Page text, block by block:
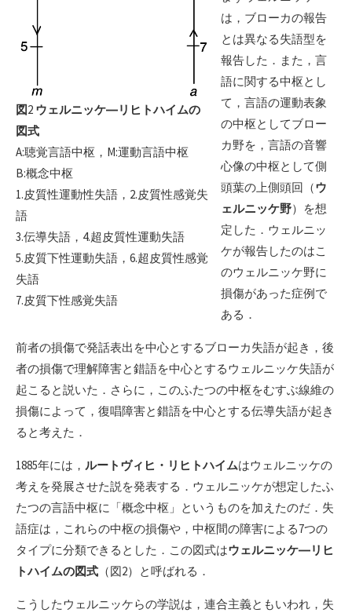
図2 ウェルニッケ―リヒトハイムの
図式
A:聴覚言語中枢，M:運動言語中枢
B:概念中枢
1.皮質性運動性失語，2.皮質性感覚失
語
3.伝導失語，4.超皮質性運動失語
5.皮質下性運動失語，6.超皮質性感覚
失語
7.皮質下性感覚失語
は，ブローカの報告
とは異なる失語型を
報告した．また，言
語に関する中枢とし
て，言語の運動表象
の中枢としてブロー
カ野を，言語の音響
心像の中枢として側
頭葉の上側頭回（ウ
ェルニッケ野）を想
定した．ウェルニッ
ケが報告したのはこ
のウェルニッケ野に
損傷があった症例で
ある．
前者の損傷で発話表出を中心とするブローカ失語が起き，後
者の損傷で理解障害と錯語を中心とするウェルニッケ失語が
起こると説いた．さらに，このふたつの中枢をむすぶ線維の
損傷によって，復唱障害と錯語を中心とする伝導失語が起き
ると考えた．
1885年には， ルートヴィヒ・リヒトハイムはウェルニッケの
考えを発展させた説を発表する．ウェルニッケが想定したふ
たつの言語中枢に「概念中枢」というものを加えたのだ．失
語症は，これらの中枢の損傷や，中枢間の障害による7つの
タイプに分類できるとした．この図式はウェルニッケ―リヒ
トハイムの図式 （図2）と呼ばれる．
こうしたウェルニッケらの学説は，連合主義ともいわれ，失